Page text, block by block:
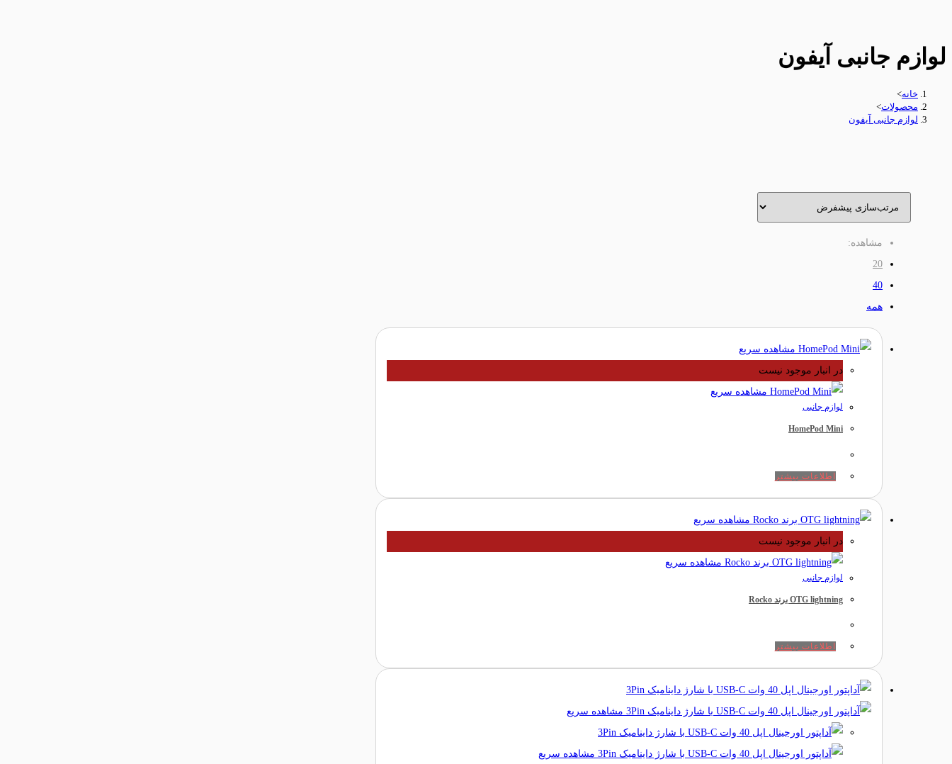
لوازم جانبی آیفون
خانه>
محصولات>
لوازم جانبی آیفون
مشاهده:
20
40
همه
مشاهده سریع
در انبار موجود نیست
مشاهده سریع
لوازم جانبی
HomePod Mini
اطلاعات بیشتر
مشاهده سریع
در انبار موجود نیست
مشاهده سریع
لوازم جانبی
OTG lightning برند Rocko
اطلاعات بیشتر
مشاهده سریع
مشاهده سریع